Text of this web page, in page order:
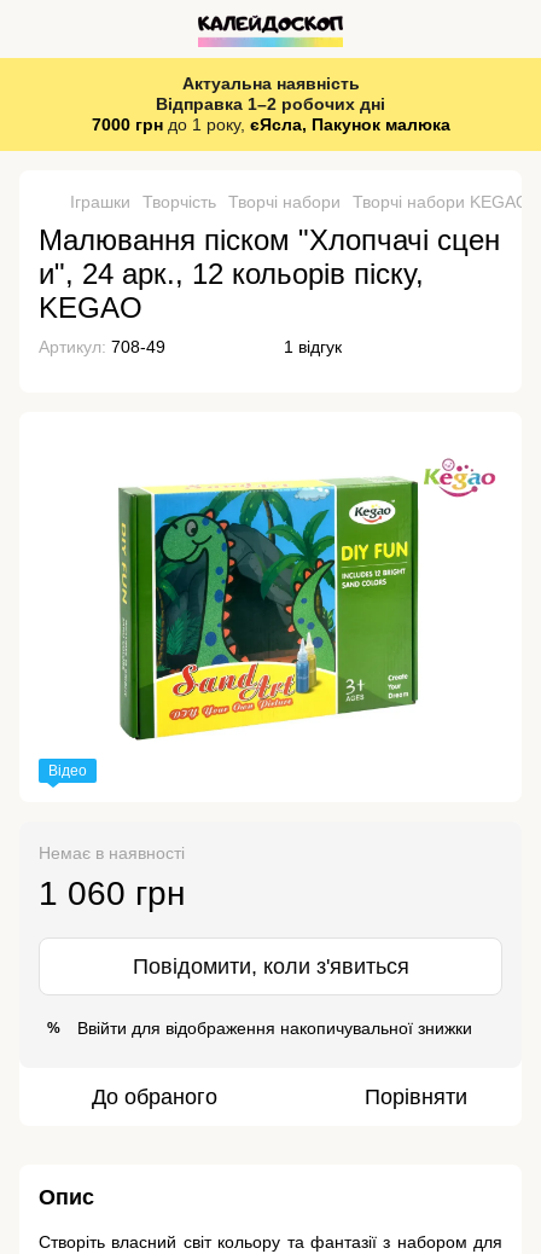
Актуальна наявність
Відправка 1–2 робочих дні
7000 грндо 1 року, єЯсла, Пакунок малюка
Іграшки Творчість Творчі набори Творчі набори KEGAO
Малювання піском "Хлопчачі сцен
и", 24 арк., 12 кольорів піску,
KEGAO
Артикул: 708-49 1 відгук
Відео
Немає в наявності
1 060 грн
Повідомити, коли з'явиться
% Ввійти для відображення накопичувальної знижки
До обраного Порівняти
Опис
Створіть власний світ кольору та фантазії з набором для